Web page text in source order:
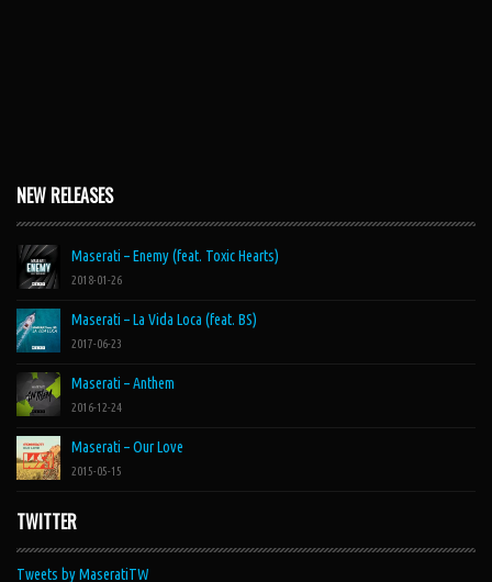
NEW RELEASES
Maserati – Enemy (feat. Toxic Hearts)
2018-01-26
Maserati – La Vida Loca (feat. BS)
2017-06-23
Maserati – Anthem
2016-12-24
Maserati – Our Love
2015-05-15
TWITTER
Tweets by MaseratiTW